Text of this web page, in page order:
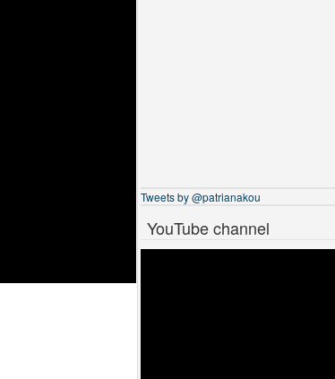
Tweets by @patrianakou
YouTube channel